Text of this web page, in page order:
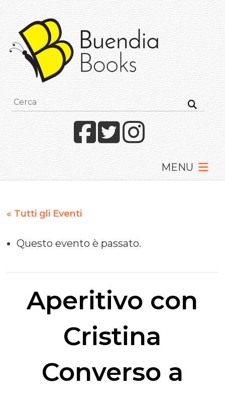
Buendia
Books
ali
Facebook
Twitter
« Tutti gli Eventi
Questo evento è passato.
Aperitivo con
Cristina
Converso a